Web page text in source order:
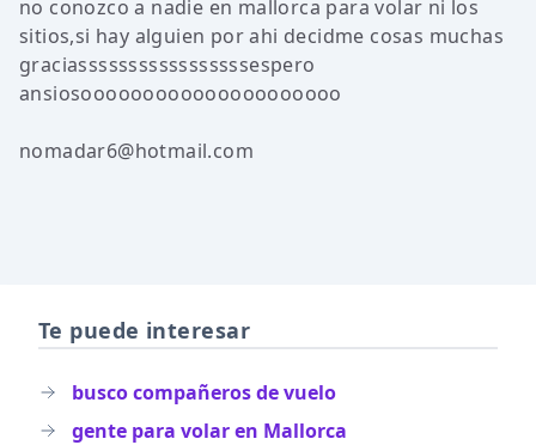
no conozco a nadie en mallorca para volar ni los
sitios,si hay alguien por ahi decidme cosas muchas
graciasssssssssssssssssespero
ansiosooooooooooooooooooooo
nomadar6@hotmail.com
Te puede interesar
busco compañeros de vuelo
gente para volar en Mallorca